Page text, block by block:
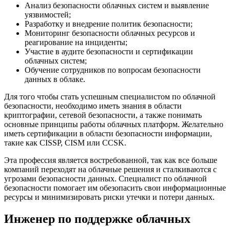
Анализ безопасности облачных систем и выявление
уязвимостей;
Разработку и внедрение политик безопасности;
Мониторинг безопасности облачных ресурсов и
реагирование на инциденты;
Участие в аудите безопасности и сертификации
облачных систем;
Обучение сотрудников по вопросам безопасности
данных в облаке.
Для того чтобы стать успешным специалистом по облачной
безопасности, необходимо иметь знания в области
криптографии, сетевой безопасности, а также понимать
основные принципы работы облачных платформ. Желательно
иметь сертификации в области безопасности информации,
такие как CISSP, CISM или CCSK.
Эта профессия является востребованной, так как все больше
компаний переходят на облачные решения и сталкиваются с
угрозами безопасности данных. Специалист по облачной
безопасности помогает им обезопасить свои информационные
ресурсы и минимизировать риски утечки и потери данных.
Инженер по поддержке облачных